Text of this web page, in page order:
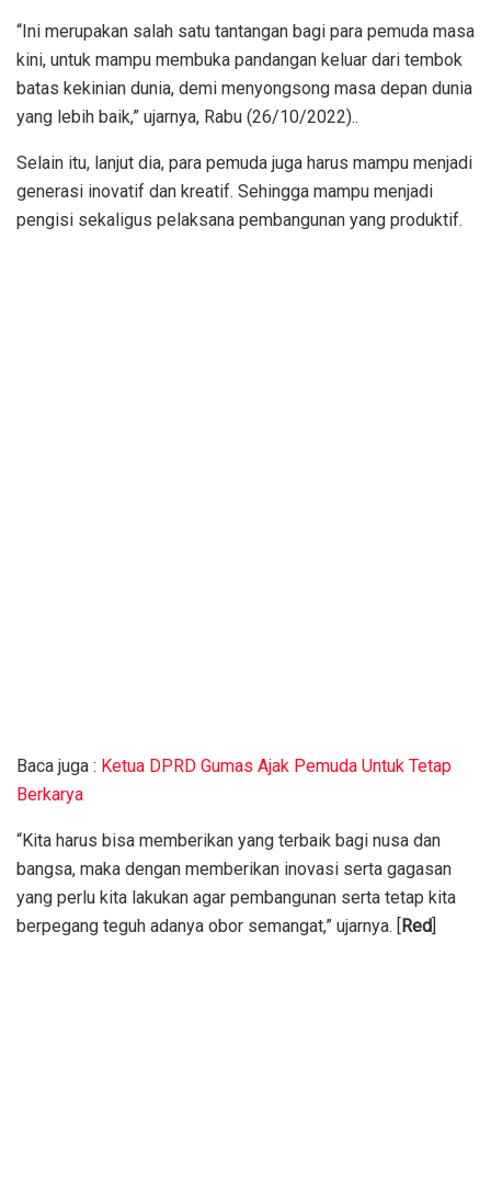
“Ini merupakan salah satu tantangan bagi para pemuda masa
kini, untuk mampu membuka pandangan keluar dari tembok
batas kekinian dunia, demi menyongsong masa depan dunia
yang lebih baik,” ujarnya, Rabu (26/10/2022)..
Selain itu, lanjut dia, para pemuda juga harus mampu menjadi
generasi inovatif dan kreatif. Sehingga mampu menjadi
pengisi sekaligus pelaksana pembangunan yang produktif.
Baca juga : Ketua DPRD Gumas Ajak Pemuda Untuk Tetap
Berkarya
“Kita harus bisa memberikan yang terbaik bagi nusa dan
bangsa, maka dengan memberikan inovasi serta gagasan
yang perlu kita lakukan agar pembangunan serta tetap kita
berpegang teguh adanya obor semangat,” ujarnya. [Red]